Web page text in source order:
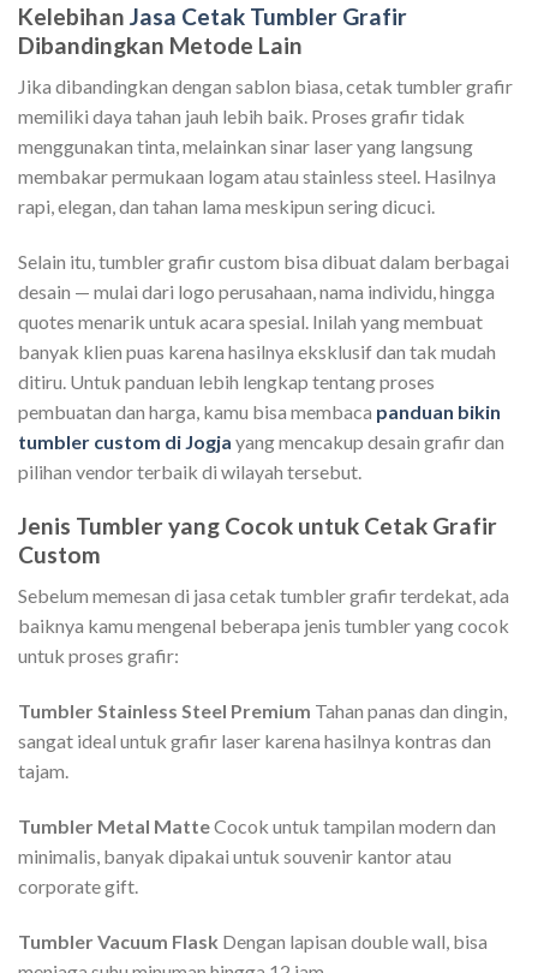
Kelebihan Jasa Cetak Tumbler Grafir
Dibandingkan Metode Lain
Jika dibandingkan dengan sablon biasa, cetak tumbler grafir
memiliki daya tahan jauh lebih baik. Proses grafir tidak
menggunakan tinta, melainkan sinar laser yang langsung
membakar permukaan logam atau stainless steel. Hasilnya
rapi, elegan, dan tahan lama meskipun sering dicuci.
Selain itu, tumbler grafir custom bisa dibuat dalam berbagai
desain — mulai dari logo perusahaan, nama individu, hingga
quotes menarik untuk acara spesial. Inilah yang membuat
banyak klien puas karena hasilnya eksklusif dan tak mudah
ditiru. Untuk panduan lebih lengkap tentang proses
pembuatan dan harga, kamu bisa membaca panduan bikin
tumbler custom di Jogja yang mencakup desain grafir dan
pilihan vendor terbaik di wilayah tersebut.
Jenis Tumbler yang Cocok untuk Cetak Grafir
Custom
Sebelum memesan di jasa cetak tumbler grafir terdekat, ada
baiknya kamu mengenal beberapa jenis tumbler yang cocok
untuk proses grafir:
Tumbler Stainless Steel Premium Tahan panas dan dingin,
sangat ideal untuk grafir laser karena hasilnya kontras dan
tajam.
Tumbler Metal MatteCocok untuk tampilan modern dan
minimalis, banyak dipakai untuk souvenir kantor atau
corporate gift.
Tumbler Vacuum Flask Dengan lapisan double wall, bisa